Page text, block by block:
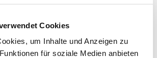
Cookies
um Inhalte und Anzeigen zu
für soziale Medien anbieten
und Beschwerdemanagement
existiert: ja